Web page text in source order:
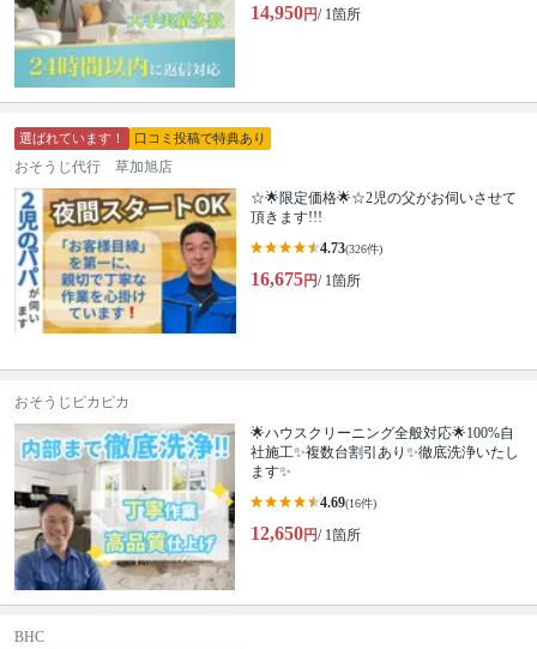
14,950円/ 1箇所
選ばれています！ 口コミ投稿で特典あり
おそうじ代行 草加旭店
☆🌟限定価格🌟☆2児の父がお伺いさせて
頂きます!!!
4.73(326件)
16,675円/ 1箇所
おそうじピカピカ
🌟ハウスクリーニング全般対応🌟100%自
社施工✨複数台割引あり✨徹底洗浄いたし
ます✨
4.69(16件)
12,650円/ 1箇所
BHC